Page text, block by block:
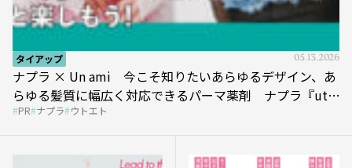
タイアップ 05.13.2026
ナプラ × Un ami 今こそ知りたいあらゆるデザイン、あ
らゆる髪質に幅広く対応できるパーマ薬剤 ナプラ『ut-
et』
PR ナプラ ウトエト